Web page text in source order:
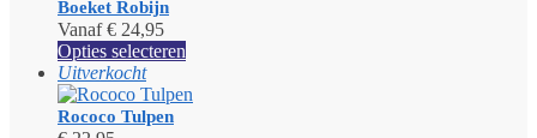
Boeket Robijn
Vanaf€ 24,95
Opties selecteren
heeft
Uitverkocht
Rococo Tulpen